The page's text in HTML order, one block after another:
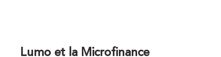
Lumo et la Microfinance